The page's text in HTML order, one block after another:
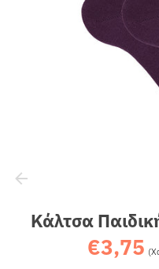
Κάλτσα
€3,75